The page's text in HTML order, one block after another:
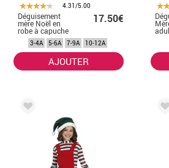
4.31/5.00
Déguisement
mère Noël en
robe à capuche
fille
17.50€
3-4A 5-6A 7-9A 10-12A
AJOUTER